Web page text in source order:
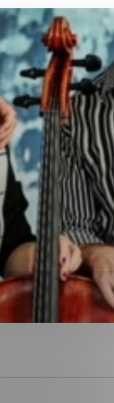
a pomáhajú
a prístup
fungovať.
pochopiť,